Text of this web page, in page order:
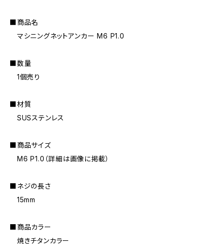
■商品名
マシニングネットアンカー M6 P1.0
■数量
1個売り
■材質
SUSステンレス
■商品サイズ
M6 P1.0（詳細は画像に掲載）
■ネジの長さ
15mm
■商品カラー
焼きチタンカラー